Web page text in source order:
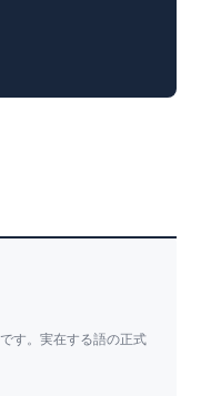
す。実在する語の正式